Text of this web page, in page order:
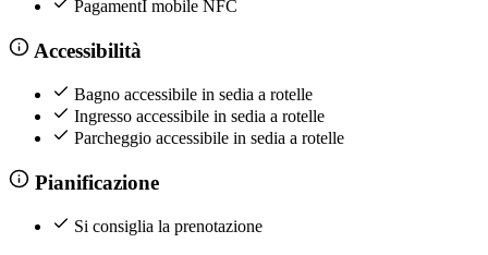
PagamentI mobile NFC
Accessibilità
Bagno accessibile in sedia a rotelle
Ingresso accessibile in sedia a rotelle
Parcheggio accessibile in sedia a rotelle
Pianificazione
Si consiglia la prenotazione